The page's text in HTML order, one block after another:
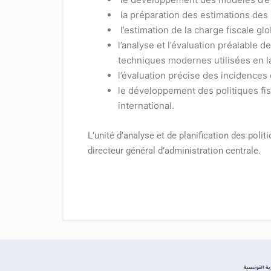
la préparation des estimations
l’estimation de la charge fiscale
l’analyse et l’évaluation préalable
techniques modernes utilisées en
l’évaluation précise des
le développement des politiques
international.
L’unité d’analyse et de planification des
directeur général d’administration centrale.